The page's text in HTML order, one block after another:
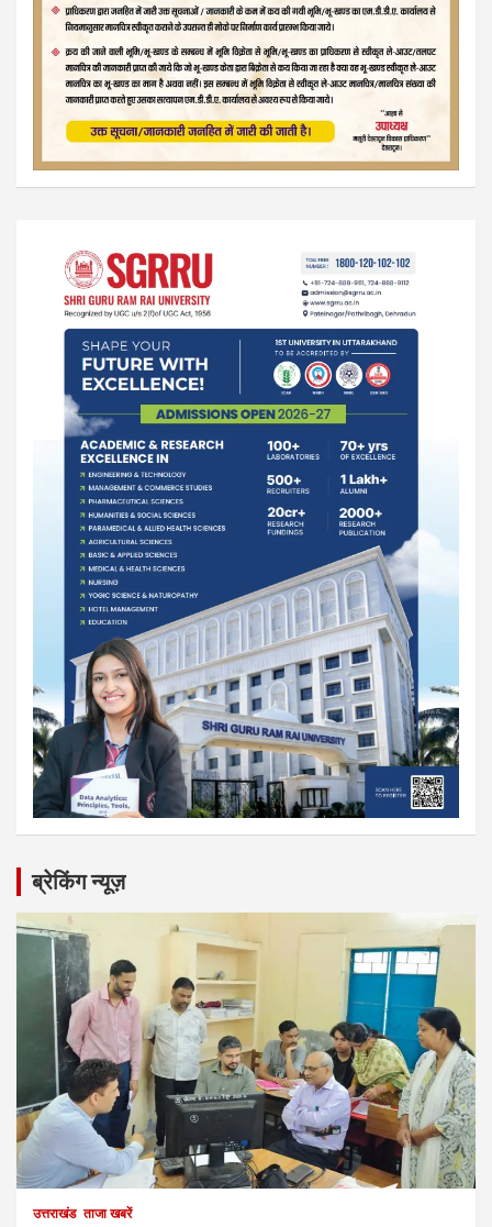
ब्रेकिंग न्यूज़
उत्तराखंड ताजा खबरें